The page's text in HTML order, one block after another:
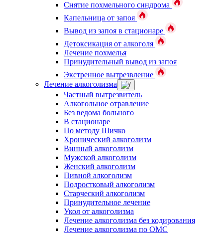
Снятие похмельного синдрома
Капельница от запоя
Вывод из запоя в стационаре
Детоксикация от алкоголя
Лечение похмелья
Принудительный вывод из запоя
Экстренное вытрезвление
Лечение алкоголизма
Частный вытрезвитель
Алкогольное отравление
Без ведома больного
В стационаре
По методу Шичко
Хронический алкоголизм
Винный алкоголизм
Мужской алкоголизм
Женский алкоголизм
Пивной алкоголизм
Подростковый алкоголизм
Старческий алкоголизм
Принудительное лечение
Укол от алкоголизма
Лечение алкоголизма без кодирования
Лечение алкоголизма по ОМС